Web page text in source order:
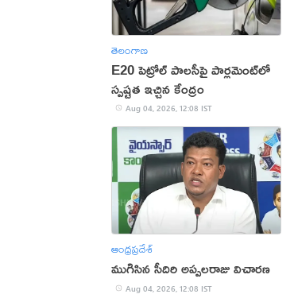
తెలంగాణ
E20 పెట్రోల్ పాలసీపై పార్లమెంట్‌లో
స్పష్టత ఇచ్చిన కేంద్రం
Aug 04, 2026, 12:08 IST
ఆంధ్రప్రదేశ్
ముగిసిన సీదిరి అప్పలరాజు విచారణ
Aug 04, 2026, 12:08 IST